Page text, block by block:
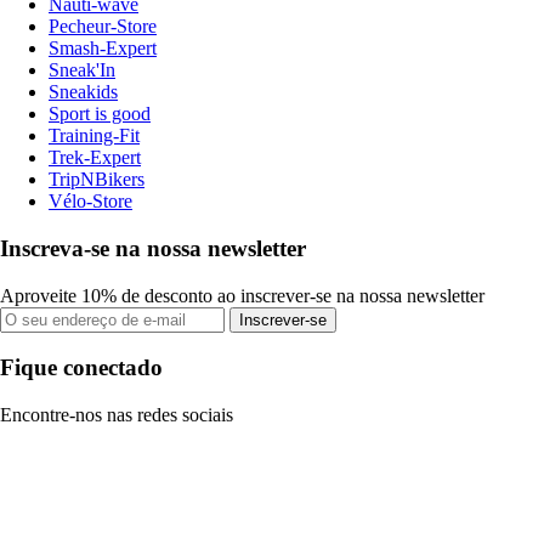
Nauti-wave
Pecheur-Store
Smash-Expert
Sneak'In
Sneakids
Sport is good
Training-Fit
Trek-Expert
TripNBikers
Vélo-Store
Inscreva-se na nossa newsletter
Aproveite 10% de desconto ao inscrever-se na nossa newsletter
Inscrever-se
Fique conectado
Encontre-nos nas redes sociais